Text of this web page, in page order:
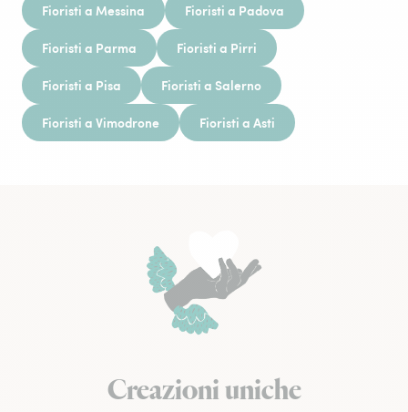
Fioristi a Messina Fioristi a Padova
Fioristi a Parma Fioristi a Pirri
Fioristi a Pisa Fioristi a Salerno
Fioristi a Vimodrone Fioristi a Asti
Creazioni uniche